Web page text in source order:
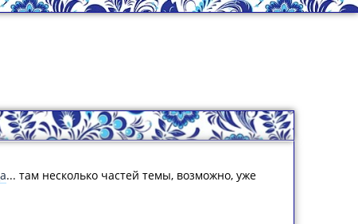
... там несколько частей темы, возможно, уже